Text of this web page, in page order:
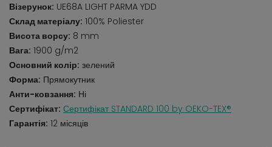
Візерунок: UE68A LIGHT PARMA YDD
Склад матеріалу: 100% Poliester
Висота ворсу: 8 mm
Вага: 1900 g/m2
Основний колір: зелений
Форма: Прямокутник
Анти-ковзання: Ні
Сертифікат: Сертифікат STANDARD 100 by OEKO-TEX®
Гарантія: 12 місяців